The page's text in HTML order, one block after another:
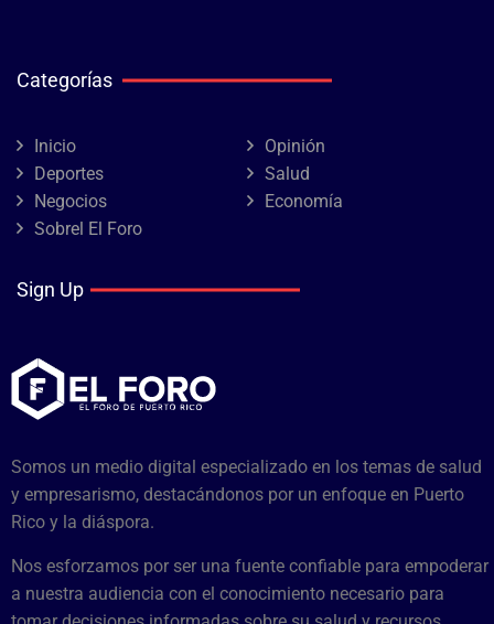
Categorías
Inicio
Opinión
Deportes
Salud
Negocios
Economía
Sobrel El Foro
Sign Up
Somos un medio digital especializado en los temas de salud
y empresarismo, destacándonos por un enfoque en Puerto
Rico y la diáspora.
Nos esforzamos por ser una fuente confiable para empoderar
a nuestra audiencia con el conocimiento necesario para